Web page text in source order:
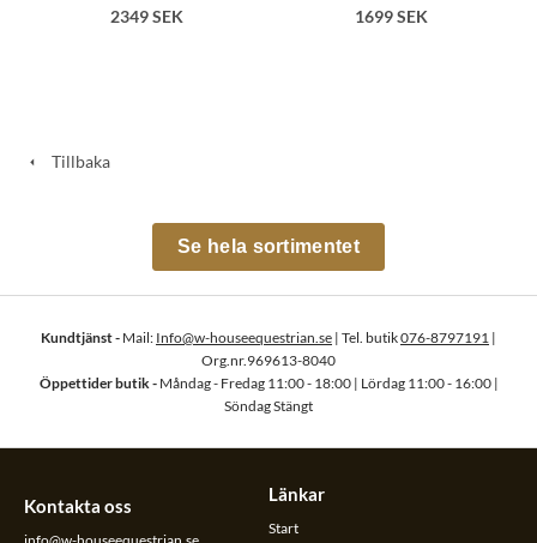
2349 SEK 1699 SEK
Tillbaka
Se hela sortimentet
Kundtjänst - Mail: Info@w-houseequestrian.se | Tel. butik076-8797191 |
Org.nr.969613-8040
Öppettider butik - Måndag - Fredag 11:00 - 18:00 | Lördag 11:00 - 16:00 |
Söndag Stängt
Kontakta oss
Länkar
Start